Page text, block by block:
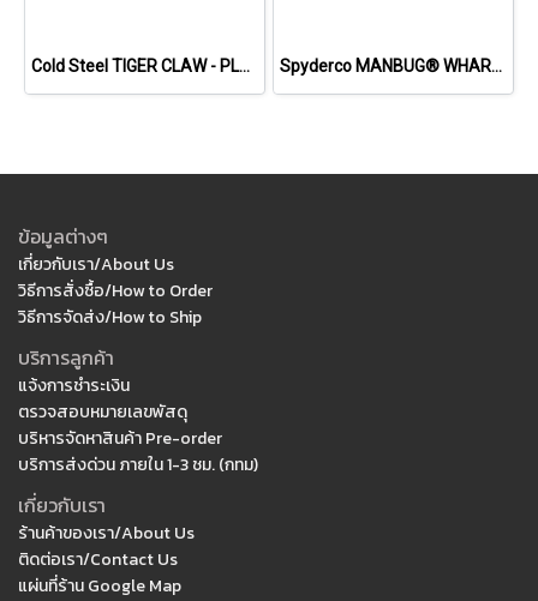
Cold Steel TIGER CLAW - PLAIN EDGE (S35VN) Spyderco MANBUG® WHARNCLIFFE
ข้อมูลต่างๆ
เกี่ยวกับเรา/About Us
วิธีการสั่งซื้อ/How to Order
วิธีการจัดส่ง/How to Ship
บริการลูกค้า
แจ้งการชำระเงิน
ตรวจสอบหมายเลขพัสดุ
บริหารจัดหาสินค้า Pre-order
บริการส่งด่วน ภายใน 1-3 ชม. (กทม)
เกี่ยวกับเรา
ร้านค้าของเรา/About Us
ติดต่อเรา/Contact Us
แผ่นที่ร้าน Google Map